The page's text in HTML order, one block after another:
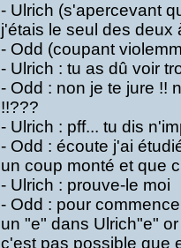
- Ulrich (s'apercevant
j'étais le seul des deux
- Odd (coupant
- Ulrich : tu as dû voir
- Odd : non je te jure !!
!!???
- Ulrich : pff... tu dis
- Odd : écoute j'ai
un coup monté et que
- Ulrich : prouve-le moi
- Odd : pour
un "e" dans Ulrich"e"
c'est pas possible que